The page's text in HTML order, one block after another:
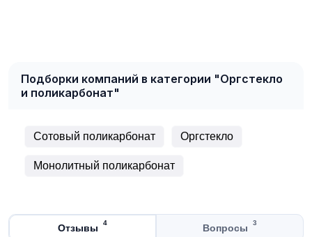
Подборки компаний в категории "Оргстекло
и поликарбонат"
Сотовый поликарбонат Оргстекло
Монолитный поликарбонат
Отзывы 4 Вопросы 3